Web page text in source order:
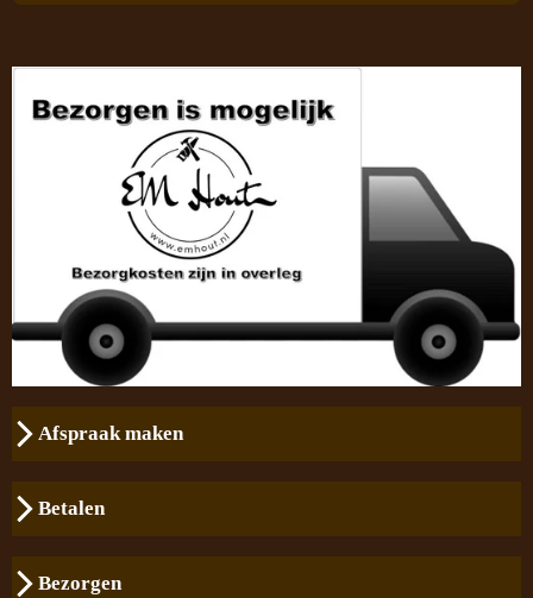
Afspraak maken
Betalen
Bezorgen